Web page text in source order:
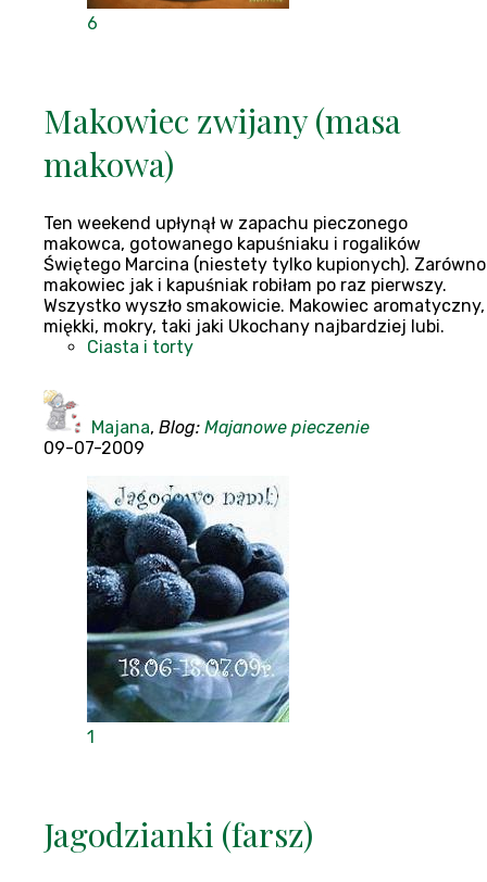
6
Makowiec zwijany (masa
makowa)
Ten weekend upłynął w zapachu pieczonego
makowca, gotowanego kapuśniaku i rogalików
Świętego Marcina (niestety tylko kupionych). Zarówno
makowiec jak i kapuśniak robiłam po raz pierwszy.
Wszystko wyszło smakowicie. Makowiec aromatyczny,
miękki, mokry, taki jaki Ukochany najbardziej lubi.
Ciasta i torty
Majana, Blog: Majanowe pieczenie
09-07-2009
1
Jagodzianki (farsz)